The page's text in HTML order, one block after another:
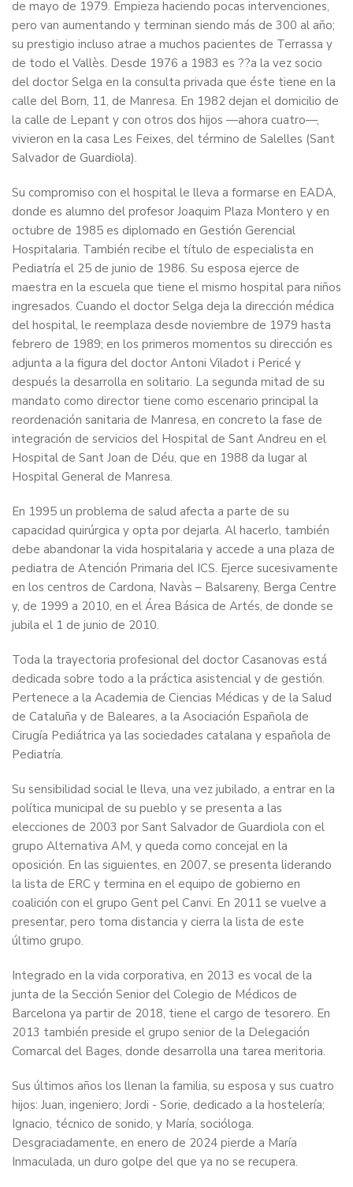
de mayo de 1979. Empieza haciendo pocas intervenciones,
pero van aumentando y terminan siendo más de 300 al año;
su prestigio incluso atrae a muchos pacientes de Terrassa y
de todo el Vallès. Desde 1976 a 1983 es ??a la vez socio
del doctor Selga en la consulta privada que éste tiene en la
calle del Born, 11, de Manresa. En 1982 dejan el domicilio de
la calle de Lepant y con otros dos hijos —ahora cuatro—,
vivieron en la casa Les Feixes, del término de Salelles (Sant
Salvador de Guardiola).
Su compromiso con el hospital le lleva a formarse en EADA,
donde es alumno del profesor Joaquim Plaza Montero y en
octubre de 1985 es diplomado en Gestión Gerencial
Hospitalaria. También recibe el título de especialista en
Pediatría el 25 de junio de 1986. Su esposa ejerce de
maestra en la escuela que tiene el mismo hospital para niños
ingresados. Cuando el doctor Selga deja la dirección médica
del hospital, le reemplaza desde noviembre de 1979 hasta
febrero de 1989; en los primeros momentos su dirección es
adjunta a la figura del doctor Antoni Viladot i Pericé y
después la desarrolla en solitario. La segunda mitad de su
mandato como director tiene como escenario principal la
reordenación sanitaria de Manresa, en concreto la fase de
integración de servicios del Hospital de Sant Andreu en el
Hospital de Sant Joan de Déu, que en 1988 da lugar al
Hospital General de Manresa.
En 1995 un problema de salud afecta a parte de su
capacidad quirúrgica y opta por dejarla. Al hacerlo, también
debe abandonar la vida hospitalaria y accede a una plaza de
pediatra de Atención Primaria del ICS. Ejerce sucesivamente
en los centros de Cardona, Navàs – Balsareny, Berga Centre
y, de 1999 a 2010, en el Área Básica de Artés, de donde se
jubila el 1 de junio de 2010.
Toda la trayectoria profesional del doctor Casanovas está
dedicada sobre todo a la práctica asistencial y de gestión.
Pertenece a la Academia de Ciencias Médicas y de la Salud
de Cataluña y de Baleares, a la Asociación Española de
Cirugía Pediátrica ya las sociedades catalana y española de
Pediatría.
Su sensibilidad social le lleva, una vez jubilado, a entrar en la
política municipal de su pueblo y se presenta a las
elecciones de 2003 por Sant Salvador de Guardiola con el
grupo Alternativa AM, y queda como concejal en la
oposición. En las siguientes, en 2007, se presenta liderando
la lista de ERC y termina en el equipo de gobierno en
coalición con el grupo Gent pel Canvi. En 2011 se vuelve a
presentar, pero toma distancia y cierra la lista de este
último grupo.
Integrado en la vida corporativa, en 2013 es vocal de la
junta de la Sección Senior del Colegio de Médicos de
Barcelona ya partir de 2018, tiene el cargo de tesorero. En
2013 también preside el grupo senior de la Delegación
Comarcal del Bages, donde desarrolla una tarea meritoria.
Sus últimos años los llenan la familia, su esposa y sus cuatro
hijos: Juan, ingeniero; Jordi - Sorie, dedicado a la hostelería;
Ignacio, técnico de sonido, y María, socióloga.
Desgraciadamente, en enero de 2024 pierde a María
Inmaculada, un duro golpe del que ya no se recupera.